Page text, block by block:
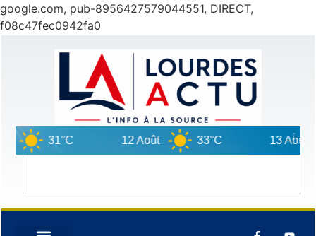
google.com, pub-8956427579044551, DIRECT,
f08c47fec0942fa0
31°C 12 Août 33°C 13 Août